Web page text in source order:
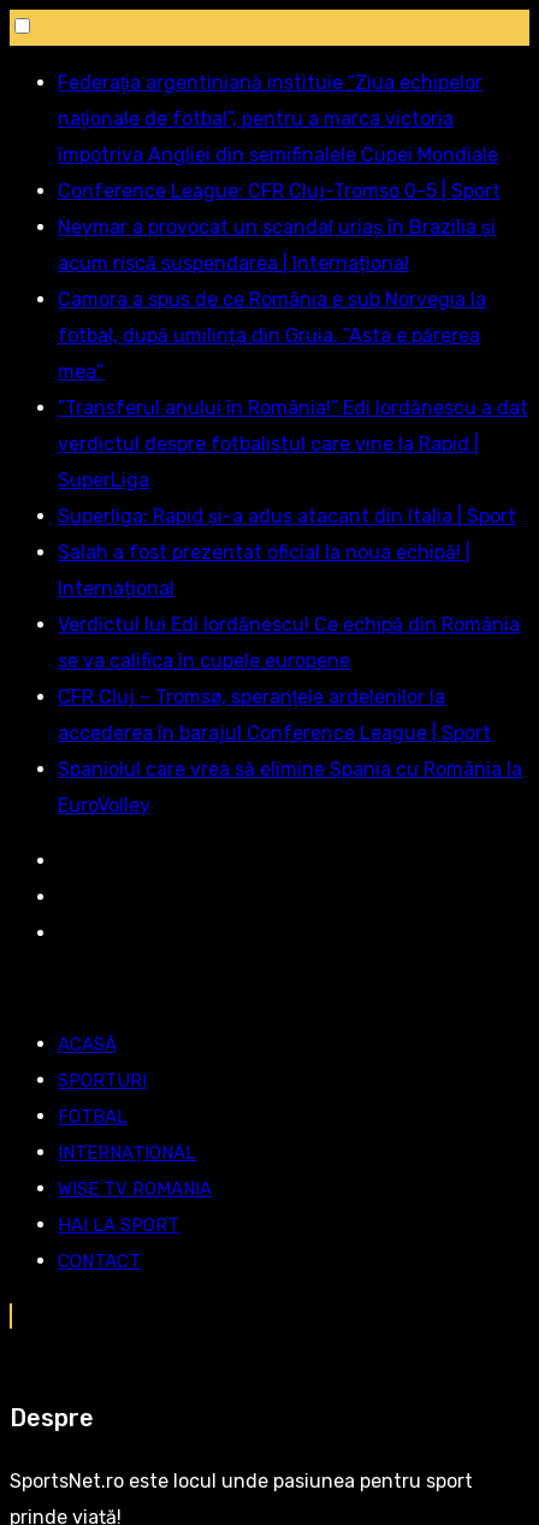
Sări
conținut
Federaţia argentiniană instituie “Ziua echipelor
naţionale de fotbal”, pentru a marca victoria
împotriva Angliei din semifinalele Cupei Mondiale
Conference League: CFR Cluj-Tromso 0-5 | Sport
Neymar a provocat un scandal uriaș în Brazilia și
acum riscă suspendarea | Internațional
Camora a spus de ce România e sub Norvegia la
fotbal, după umilința din Gruia. ”Asta e părerea
mea”
”Transferul anului în România!” Edi Iordănescu a dat
verdictul despre fotbalistul care vine la Rapid |
SuperLiga
Superliga: Rapid și-a adus atacant din Italia | Sport
Salah a fost prezentat oficial la noua echipă! |
Internațional
Verdictul lui Edi Iordănescu! Ce echipă din România
se va califica în cupele europene
CFR Cluj – Tromsø, speranţele ardelenilor la
accederea în barajul Conference League | Sport
Spaniolul care vrea să elimine Spania cu România la
EuroVolley
ACASĂ
SPORTURI
FOTBAL
INTERNAȚIONAL
WISE TV ROMANIA
HAI LA SPORT
CONTACT
Despre
SportsNet.ro este locul unde pasiunea pentru sport
prinde viață!